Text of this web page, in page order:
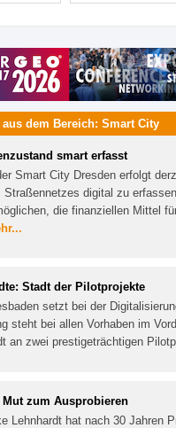
dem Bereich: Smart City
smart erfasst
Smart City Dresden erfolgt
Straßennetzes digital zu
die finanziellen Mittel
Stadt der Pilotprojekte
setzt bei der
steht bei allen Vorhaben im
an zwei prestigeträchtigen
Mut zum Ausprobieren
Lehnhardt hat nach 30 Jahren